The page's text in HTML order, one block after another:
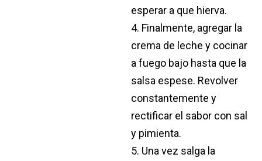
esperar a que hierva.
4. Finalmente, agregar la
crema de leche y cocinar
a fuego bajo hasta que la
salsa espese. Revolver
constantemente y
rectificar el sabor con sal
y pimienta.
5. Una vez salga la